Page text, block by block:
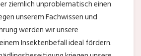
ziemlich unproblematisch einen
unserem Fachwissen und
werden wir unsere
Insektenbefall ideal fördern.